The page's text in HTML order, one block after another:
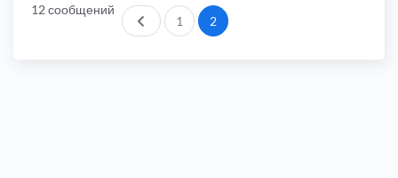
12 сообщений
Пред.1 2